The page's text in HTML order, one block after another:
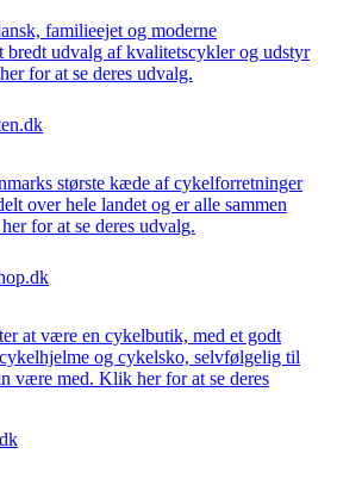
familieejet og moderne
bredt udvalg af kvalitetscykler og udstyr
for at se deres udvalg.
største kæde af cykelforretninger
over hele landet og er alle sammen
for at se deres udvalg.
at være en cykelbutik, med et godt
og cykelsko, selvfølgelig til
være med. Klik her for at se deres